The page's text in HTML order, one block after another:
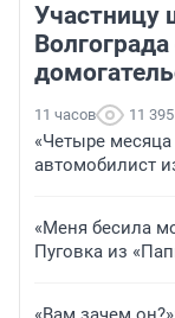
Участницу
11 часов 11 395
«Четыре
автомобилист
«Меня бесила
Пуговка из